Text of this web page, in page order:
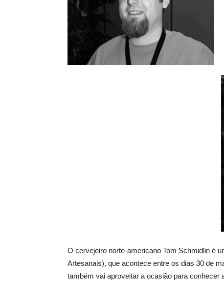
O cervejeiro norte-americano Tom Schmidlin é
Artesanais), que acontece entre os dias 30 de
também vai aproveitar a ocasião para conhecer